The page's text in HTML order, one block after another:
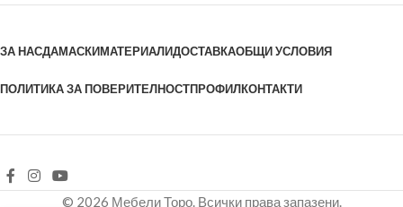
ЗА НАСДАМАСКИМАТЕРИАЛИДОСТАВКАОБЩИ УСЛОВИЯ
ПОЛИТИКА ЗА ПОВЕРИТЕЛНОСТПРОФИЛКОНТАКТИ
© 2026 Мебели Торо. Всички права запазени.